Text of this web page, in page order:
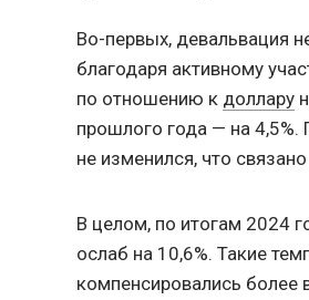
Во-первых, девальвация
благодаря активному
по отношению к доллару
прошлого года — на
не изменился, что
В целом, по итогам 2024
ослаб на 10,6%. Такие
компенсировались